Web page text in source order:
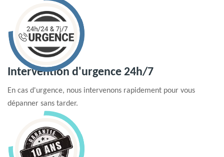
Intervention d'urgence 24h/7
En cas d'urgence, nous intervenons rapidement pour vous
dépanner sans tarder.